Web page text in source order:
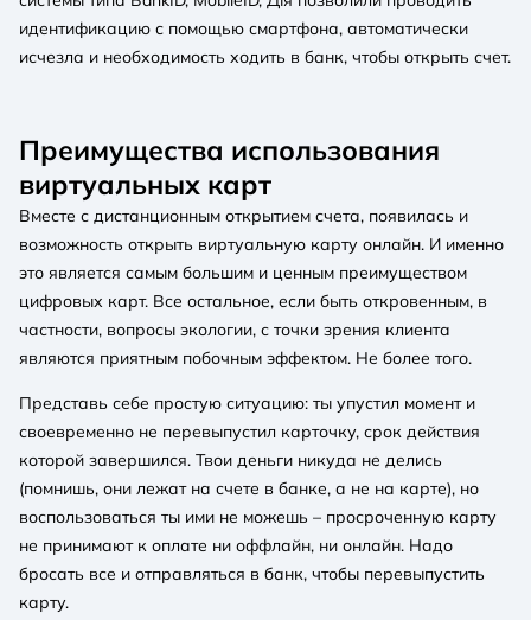
идентификацию с помощью смартфона, автоматически
исчезла и необходимость ходить в банк, чтобы открыть счет.
Преимущества использования
виртуальных карт
Вместе с дистанционным открытием счета, появилась и
возможность открыть виртуальную карту онлайн. И именно
это является самым большим и ценным преимуществом
цифровых карт. Все остальное, если быть откровенным, в
частности, вопросы экологии, с точки зрения клиента
являются приятным побочным эффектом. Не более того.
Представь себе простую ситуацию: ты упустил момент и
своевременно не перевыпустил карточку, срок действия
которой завершился. Твои деньги никуда не делись
(помнишь, они лежат на счете в банке, а не на карте), но
воспользоваться ты ими не можешь – просроченную карту
не принимают к оплате ни оффлайн, ни онлайн. Надо
бросать все и отправляться в банк, чтобы перевыпустить
карту.